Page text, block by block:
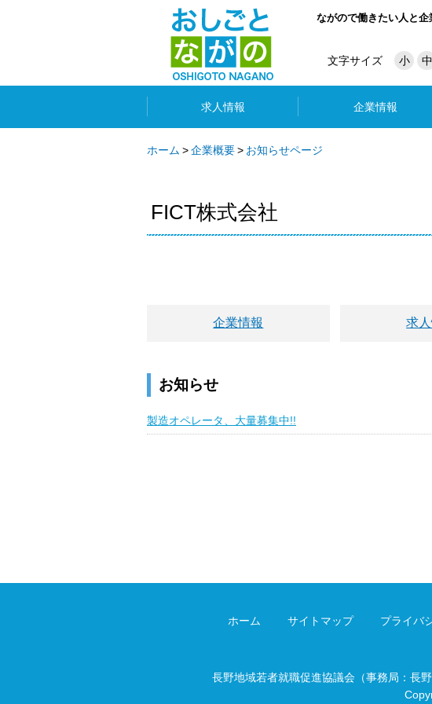
ながので働きたい人と
文字サイズ 小 中
求人情報 企業情報
ホーム 企業概要 お知らせページ
FICT株式会社
企業情報 求
お知らせ
製造オペレータ、大量募集中!!
ホーム サイトマップ プライバ
長野地域若者就職促進協議会（事務局：長